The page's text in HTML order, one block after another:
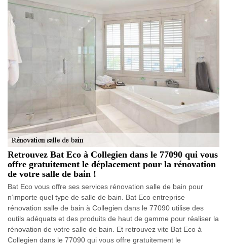
Retrouvez Bat Eco à Collegien dans le 77090 qui vous
offre gratuitement le déplacement pour la rénovation
de votre salle de bain !
Bat Eco vous offre ses services rénovation salle de bain pour
n’importe quel type de salle de bain. Bat Eco entreprise
rénovation salle de bain à Collegien dans le 77090 utilise des
outils adéquats et des produits de haut de gamme pour réaliser la
rénovation de votre salle de bain. Et retrouvez vite Bat Eco à
Collegien dans le 77090 qui vous offre gratuitement le